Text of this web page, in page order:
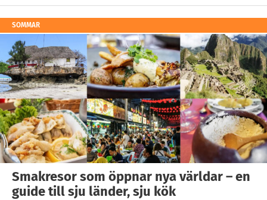
SOMMAR
Smakresor som öppnar nya världar – en
guide till sju länder, sju kök